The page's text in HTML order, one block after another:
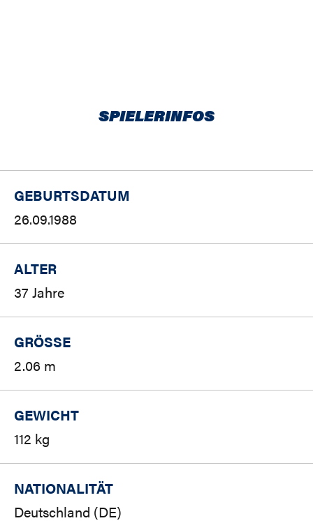
SPIELERINFOS
GEBURTSDATUM
26.09.1988
ALTER
37 Jahre
GRÖSSE
2.06 m
GEWICHT
112 kg
NATIONALITÄT
Deutschland (DE)